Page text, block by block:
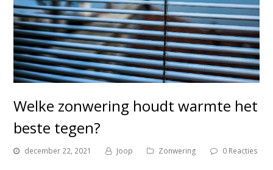
Welke zonwering houdt warmte het
beste tegen?
december 22, 2021 Joop Zonwering 0 Reacties